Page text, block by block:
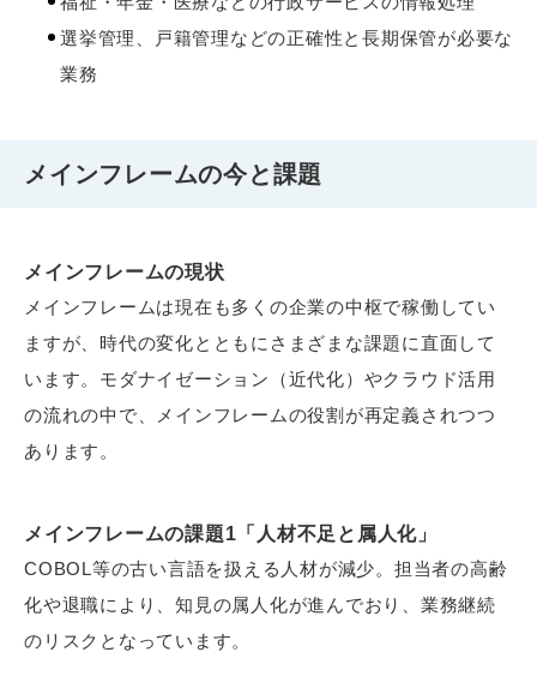
選挙管理、戸籍管理などの正確性と長期保管が必要な
業務
メインフレームの今と課題
メインフレームの現状
メインフレームは現在も多くの企業の中枢で稼働してい
ますが、時代の変化とともにさまざまな課題に直面して
います。モダナイゼーション（近代化）やクラウド活用
の流れの中で、メインフレームの役割が再定義されつつ
あります。
メインフレームの課題1「人材不足と属人化」
COBOL等の古い言語を扱える人材が減少。担当者の高齢
化や退職により、知見の属人化が進んでおり、業務継続
のリスクとなっています。